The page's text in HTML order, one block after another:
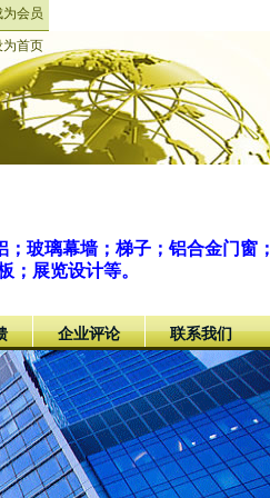
会员
为首页
玻璃幕墙；梯子；铝合金门窗；
；展览设计等。
企业评论 联系我们